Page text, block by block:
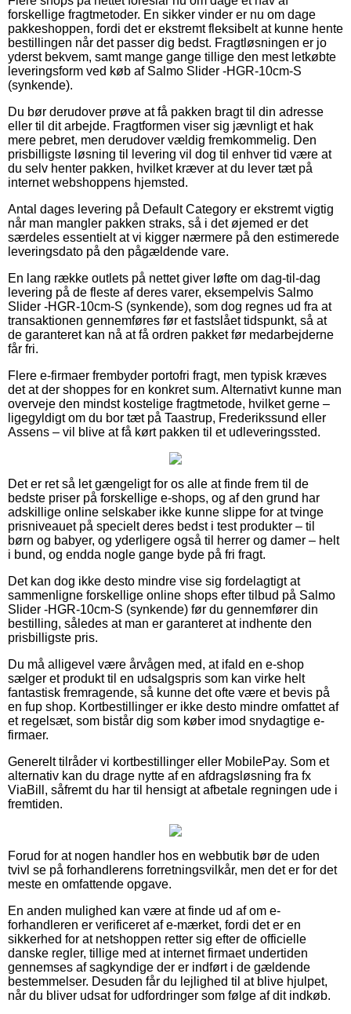
forskellige fragtmetoder. En sikker vinder er nu om dage
pakkeshoppen, fordi det er ekstremt fleksibelt at kunne hente
bestillingen når det passer dig bedst. Fragtløsningen er jo
yderst bekvem, samt mange gange tillige den mest letkøbte
leveringsform ved køb af Salmo Slider -HGR-10cm-S
(synkende).
Du bør derudover prøve at få pakken bragt til din adresse
eller til dit arbejde. Fragtformen viser sig jævnligt et hak
mere pebret, men derudover vældig fremkommelig. Den
prisbilligste løsning til levering vil dog til enhver tid være at
du selv henter pakken, hvilket kræver at du lever tæt på
internet webshoppens hjemsted.
Antal dages levering på Default Category er ekstremt vigtig
når man mangler pakken straks, så i det øjemed er det
særdeles essentielt at vi kigger nærmere på den estimerede
leveringsdato på den pågældende vare.
En lang række outlets på nettet giver løfte om dag-til-dag
levering på de fleste af deres varer, eksempelvis Salmo
Slider -HGR-10cm-S (synkende), som dog regnes ud fra at
transaktionen gennemføres før et fastslået tidspunkt, så at
de garanteret kan nå at få ordren pakket før medarbejderne
får fri.
Flere e-firmaer frembyder portofri fragt, men typisk kræves
det at der shoppes for en konkret sum. Alternativt kunne man
overveje den mindst kostelige fragtmetode, hvilket gerne –
ligegyldigt om du bor tæt på Taastrup, Frederikssund eller
Assens – vil blive at få kørt pakken til et udleveringssted.
Det er ret så let gængeligt for os alle at finde frem til de
bedste priser på forskellige e-shops, og af den grund har
adskillige online selskaber ikke kunne slippe for at tvinge
prisniveauet på specielt deres bedst i test produkter – til
børn og babyer, og yderligere også til herrer og damer – helt
i bund, og endda nogle gange byde på fri fragt.
Det kan dog ikke desto mindre vise sig fordelagtigt at
sammenligne forskellige online shops efter tilbud på Salmo
Slider -HGR-10cm-S (synkende) før du gennemfører din
bestilling, således at man er garanteret at indhente den
prisbilligste pris.
Du må alligevel være årvågen med, at ifald en e-shop
sælger et produkt til en udsalgspris som kan virke helt
fantastisk fremragende, så kunne det ofte være et bevis på
en fup shop. Kortbestillinger er ikke desto mindre omfattet af
et regelsæt, som bistår dig som køber imod snydagtige e-
firmaer.
Generelt tilråder vi kortbestillinger eller MobilePay. Som et
alternativ kan du drage nytte af en afdragsløsning fra fx
ViaBill, såfremt du har til hensigt at afbetale regningen ude i
fremtiden.
Forud for at nogen handler hos en webbutik bør de uden
tvivl se på forhandlerens forretningsvilkår, men det er for det
meste en omfattende opgave.
En anden mulighed kan være at finde ud af om e-
forhandleren er verificeret af e-mærket, fordi det er en
sikkerhed for at netshoppen retter sig efter de officielle
danske regler, tillige med at internet firmaet undertiden
gennemses af sagkyndige der er indført i de gældende
bestemmelser. Desuden får du lejlighed til at blive hjulpet,
når du bliver udsat for udfordringer som følge af dit indkøb.